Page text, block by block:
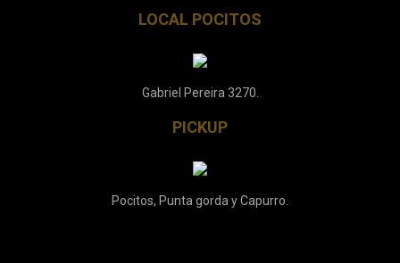
LOCAL POCITOS
Gabriel Pereira 3270.
PICKUP
Pocitos, Punta gorda y Capurro.